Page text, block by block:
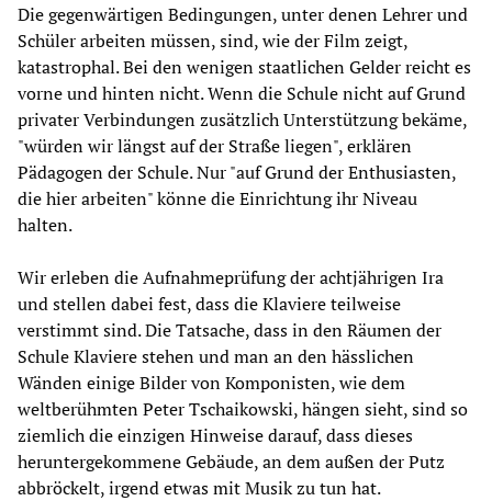
Die gegenwärtigen Bedingungen, unter denen Lehrer und
Schüler arbeiten müssen, sind, wie der Film zeigt,
katastrophal. Bei den wenigen staatlichen Gelder reicht es
vorne und hinten nicht. Wenn die Schule nicht auf Grund
privater Verbindungen zusätzlich Unterstützung bekäme,
"würden wir längst auf der Straße liegen", erklären
Pädagogen der Schule. Nur "auf Grund der Enthusiasten,
die hier arbeiten" könne die Einrichtung ihr Niveau
halten.
Wir erleben die Aufnahmeprüfung der achtjährigen Ira
und stellen dabei fest, dass die Klaviere teilweise
verstimmt sind. Die Tatsache, dass in den Räumen der
Schule Klaviere stehen und man an den hässlichen
Wänden einige Bilder von Komponisten, wie dem
weltberühmten Peter Tschaikowski, hängen sieht, sind so
ziemlich die einzigen Hinweise darauf, dass dieses
heruntergekommene Gebäude, an dem außen der Putz
abbröckelt, irgend etwas mit Musik zu tun hat.